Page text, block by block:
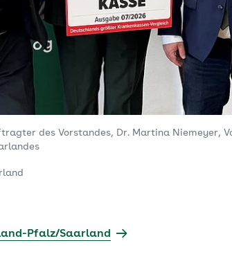
des Vorstandes, Dr. Martina Niemeyer,
Pfalz/Saarland